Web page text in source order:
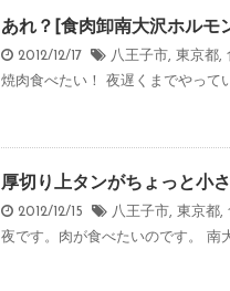
あれ？[食肉卸南大沢ホルモ
2012/12/17 八王子市 , 東京都,
焼肉食べたい！ 夜遅くまでやって
厚切り上タンがちょっと小
2012/12/15 八王子市 , 東京都,
夜です。肉が食べたいのです。